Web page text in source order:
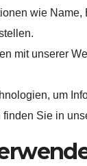
wie Name,
mit unserer
um
finden Sie in